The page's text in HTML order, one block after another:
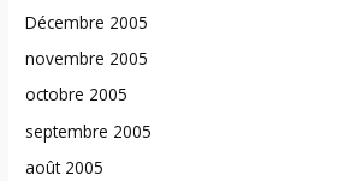
Décembre 2005
novembre 2005
octobre 2005
septembre 2005
août 2005